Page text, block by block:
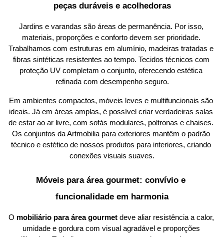
peças duráveis e acolhedoras
Jardins e varandas são áreas de permanência. Por isso,
materiais, proporções e conforto devem ser prioridade.
Trabalhamos com estruturas em alumínio, madeiras tratadas e
fibras sintéticas resistentes ao tempo. Tecidos técnicos com
proteção UV completam o conjunto, oferecendo estética
refinada com desempenho seguro.
Em ambientes compactos, móveis leves e multifuncionais são
ideais. Já em áreas amplas, é possível criar verdadeiras salas
de estar ao ar livre, com sofás modulares, poltronas e chaises.
Os conjuntos da Artmobilia para exteriores mantêm o padrão
técnico e estético de nossos produtos para interiores, criando
conexões visuais suaves.
Móveis para área gourmet: convívio e
funcionalidade em harmonia
O mobiliário para área gourmet deve aliar resistência a calor,
umidade e gordura com visual agradável e proporções